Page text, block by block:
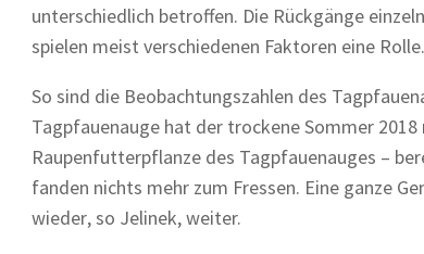
unterschiedlich betroffen. Die Rückgänge
spielen meist verschiedenen Faktoren eine Rolle.
So sind die Beobachtungszahlen des
Tagpfauenauge hat der trockene Sommer
Raupenfutterpflanze des Tagpfauenauges –
fanden nichts mehr zum Fressen. Eine ganze
wieder, so Jelinek, weiter.